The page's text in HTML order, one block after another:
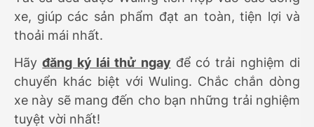
xe, giúp các sản phẩm đạt an toàn, tiện lợi và
thoải mái nhất.
Hãyđăng ký lái thử ngay để có trải nghiệm di
chuyển khác biệt với Wuling. Chắc chắn dòng
xe này sẽ mang đến cho bạn những trải nghiệm
tuyệt vời nhất!